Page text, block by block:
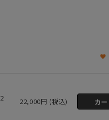
2
22,000円 (税込)